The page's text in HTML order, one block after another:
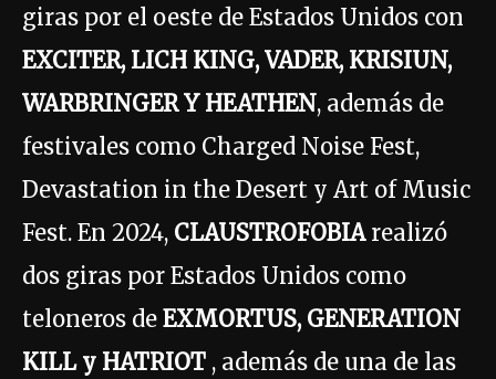
giras por el oeste de Estados Unidos con
EXCITER, LICH KING, VADER, KRISIUN,
WARBRINGER Y HEATHEN, además de
festivales como Charged Noise Fest,
Devastation in the Desert y Art of Music
Fest. En 2024, CLAUSTROFOBIA realizó
dos giras por Estados Unidos como
teloneros de EXMORTUS, GENERATION
KILL y HATRIOT , además de una de las